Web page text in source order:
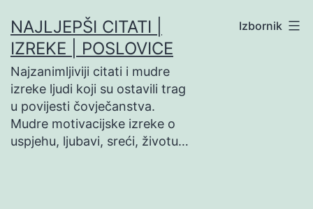
na
sadržaj
NAJLJEPŠI CITATI |
IZREKE | POSLOVICE
Najzanimljiviji citati i mudre
izreke ljudi koji su ostavili trag
u povijesti čovječanstva.
Mudre motivacijske izreke o
uspjehu, ljubavi, sreći, životu…
Izbornik